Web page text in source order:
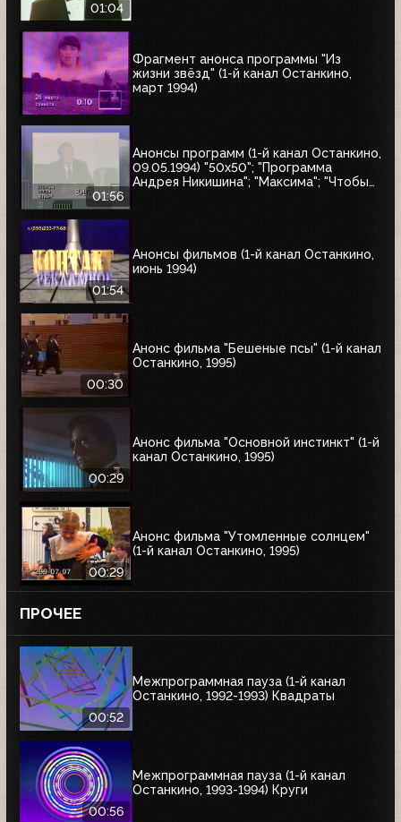
01:04
Фрагмент анонса программы "Из
жизни звёзд" (1-й канал Останкино,
март 1994)
01:56
Анонсы программ (1-й канал Останкино,
09.05.1994) "50x50"; "Программа
Андрея Никишина"; "Максима"; "Чтобы
01:54
Анонсы фильмов (1-й канал Останкино,
июнь 1994)
00:30
Анонс фильма "Бешеные псы" (1-й канал
Останкино, 1995)
00:29
Анонс фильма "Основной инстинкт" (1-й
канал Останкино, 1995)
00:29
Анонс фильма "Утомленные солнцем"
(1-й канал Останкино, 1995)
ПРОЧЕЕ
00:52
Межпрограммная пауза (1-й канал
Останкино, 1992-1993) Квадраты
00:56
Межпрограммная пауза (1-й канал
Останкино, 1993-1994) Круги